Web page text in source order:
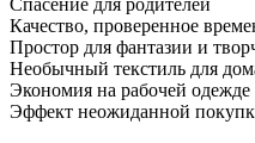
Спасение для родителей
Качество, проверенное
Простор для фантазии и
Необычный текстиль для
Экономия на рабочей
Эффект неожиданной